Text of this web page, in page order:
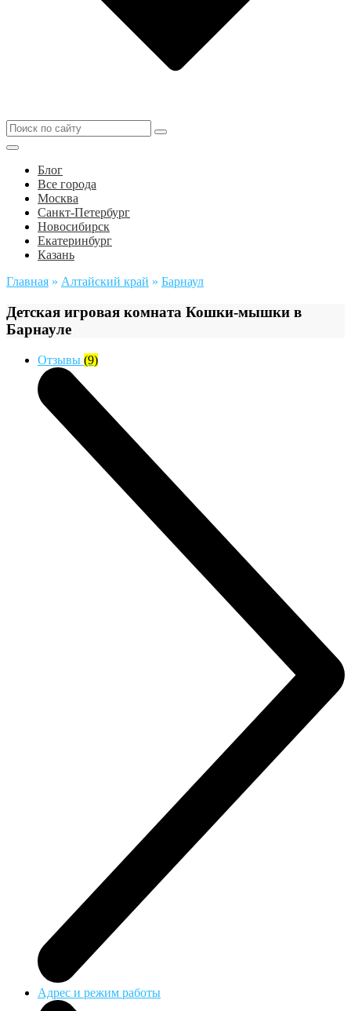
Блог
Все города
Москва
Санкт-Петербург
Новосибирск
Екатеринбург
Казань
Главная » Алтайский край » Барнаул
Детская игровая комната Кошки-мышки в
Барнауле
Отзывы (9)
Адрес и режим работы